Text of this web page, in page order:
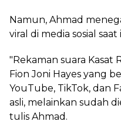
Namun, Ahmad
viral di media sosial
"Rekaman suara Kasat
Fion Joni Hayes yang
YouTube, TikTok, dan
asli, melainkan sudah
tulis Ahmad.